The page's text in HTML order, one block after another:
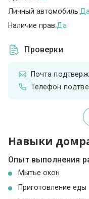
Личный автомобиль:Да
Наличие прав:Да
Проверки
Почта
Телефон
Навыки
Опыт выполнения
Мытье окон
Приготовление еды